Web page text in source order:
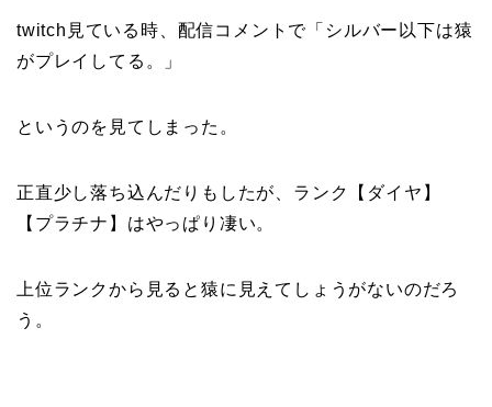
twitch見ている時、配信コメントで「シルバー以下は猿
がプレイしてる。」
というのを見てしまった。
正直少し落ち込んだりもしたが、ランク【ダイヤ】
【プラチナ】はやっぱり凄い。
上位ランクから見ると猿に見えてしょうがないのだろ
う。